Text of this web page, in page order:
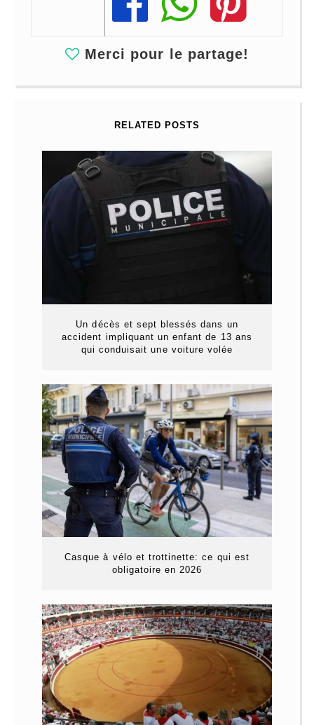
Merci pour le partage!
RELATED POSTS
Un décès et sept blessés dans un
accident impliquant un enfant de 13 ans
qui conduisait une voiture volée
Casque à vélo et trottinette: ce qui est
obligatoire en 2026